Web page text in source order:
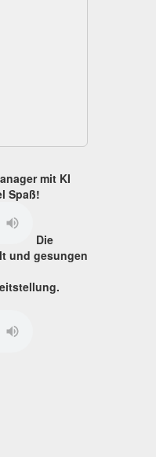
mit KI
Spaß!
Die
und gesungen